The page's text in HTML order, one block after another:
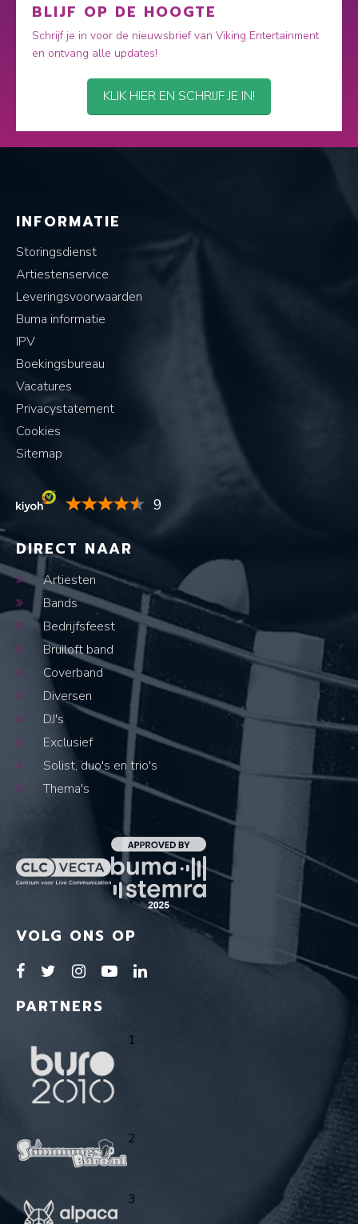
BLIJF OP DE HOOGTE
Schrijf je in voor de nieuwsbrief van Viking Entertainment
en ontvang alle updates!
KLIK HIER EN SCHRIJF JE IN!
INFORMATIE
Storingsdienst
Artiestenservice
Leveringsvoorwaarden
Buma informatie
IPV
Boekingsbureau
Vacatures
Privacystatement
Cookies
Sitemap
9
DIRECT NAAR
Artiesten
Bands
Bedrijfsfeest
Bruiloft band
Coverband
Diversen
DJ's
Exclusief
Solist, duo's en trio's
Thema's
VOLG ONS OP
PARTNERS
1
2
3